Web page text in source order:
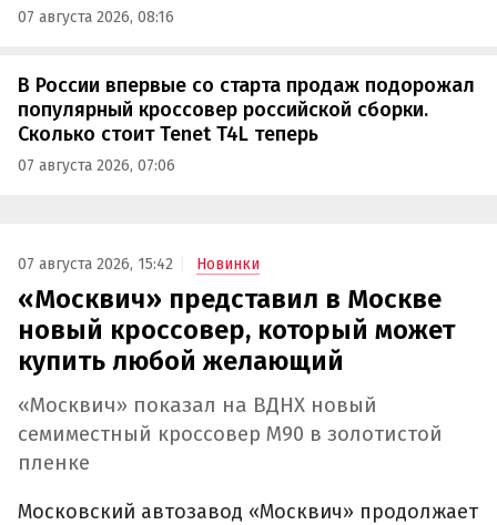
07 августа 2026, 08:16
В России впервые со старта продаж подорожал
популярный кроссовер российской сборки.
Сколько стоит Tenet T4L теперь
07 августа 2026, 07:06
07 августа 2026, 15:42 Новинки
«Москвич» представил в Москве
новый кроссовер, который может
купить любой желающий
«Москвич» показал на ВДНХ новый
семиместный кроссовер М90 в золотистой
пленке
Московский автозавод «Москвич» продолжает